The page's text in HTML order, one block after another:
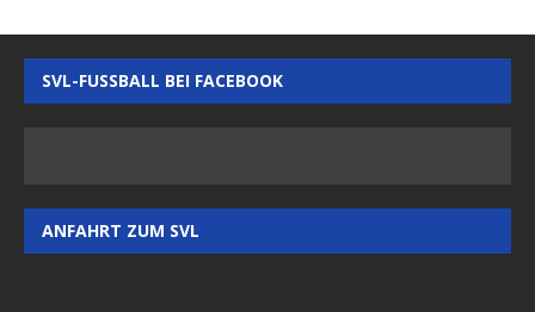
SVL-FUSSBALL BEI FACEBOOK
ANFAHRT ZUM SVL